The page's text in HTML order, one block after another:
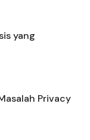
yang
Privacy